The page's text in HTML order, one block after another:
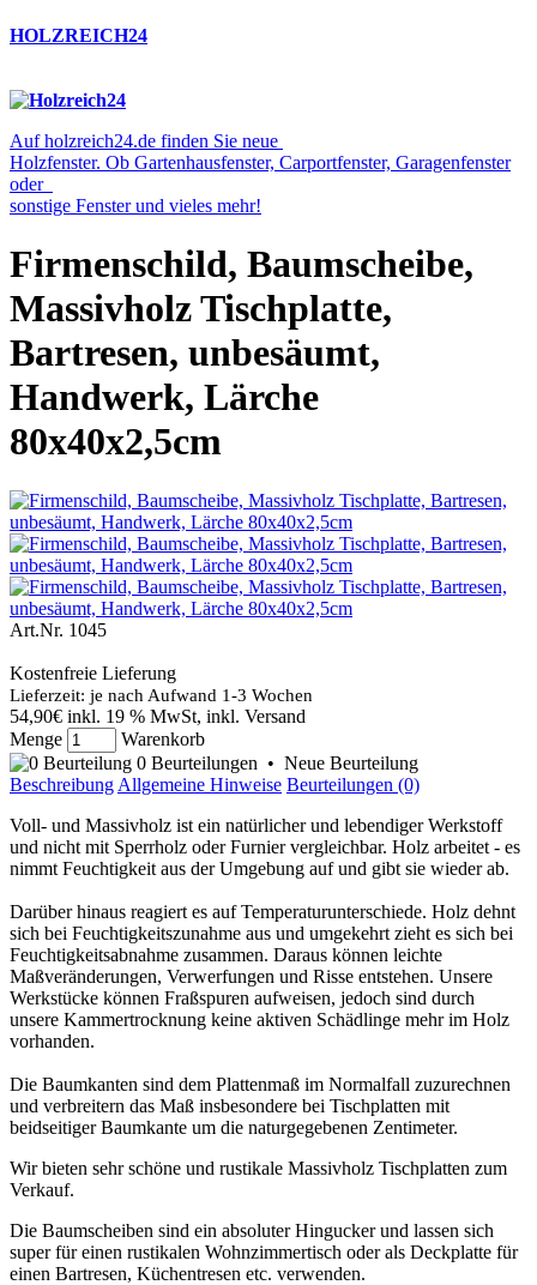
HOLZREICH24
Auf holzreich24.de finden Sie neue
Holzfenster. Ob Gartenhausfenster, Carportfenster, Garagenfenster
oder
sonstige Fenster und vieles mehr!
Firmenschild, Baumscheibe,
Massivholz Tischplatte,
Bartresen, unbesäumt,
Handwerk, Lärche
80x40x2,5cm
Art.Nr. 1045
Kostenfreie Lieferung
Lieferzeit: je nach Aufwand 1-3 Wochen
54,90€ inkl. 19 % MwSt, inkl. Versand
Menge
Warenkorb
0 Beurteilungen • Neue Beurteilung
Beschreibung Allgemeine Hinweise Beurteilungen (0)
Voll- und Massivholz ist ein natürlicher und lebendiger Werkstoff
und nicht mit Sperrholz oder Furnier vergleichbar. Holz arbeitet - es
nimmt Feuchtigkeit aus der Umgebung auf und gibt sie wieder ab.
Darüber hinaus reagiert es auf Temperaturunterschiede. Holz dehnt
sich bei Feuchtigkeitszunahme aus und umgekehrt zieht es sich bei
Feuchtigkeitsabnahme zusammen. Daraus können leichte
Maßveränderungen, Verwerfungen und Risse entstehen. Unsere
Werkstücke können Fraßspuren aufweisen, jedoch sind durch
unsere Kammertrocknung keine aktiven Schädlinge mehr im Holz
vorhanden.
Die Baumkanten sind dem Plattenmaß im Normalfall zuzurechnen
und verbreitern das Maß insbesondere bei Tischplatten mit
beidseitiger Baumkante um die naturgegebenen Zentimeter.
Wir bieten sehr schöne und rustikale Massivholz Tischplatten zum
Verkauf.
Die Baumscheiben sind ein absoluter Hingucker und lassen sich
super für einen rustikalen Wohnzimmertisch oder als Deckplatte für
einen Bartresen, Küchentresen etc. verwenden.